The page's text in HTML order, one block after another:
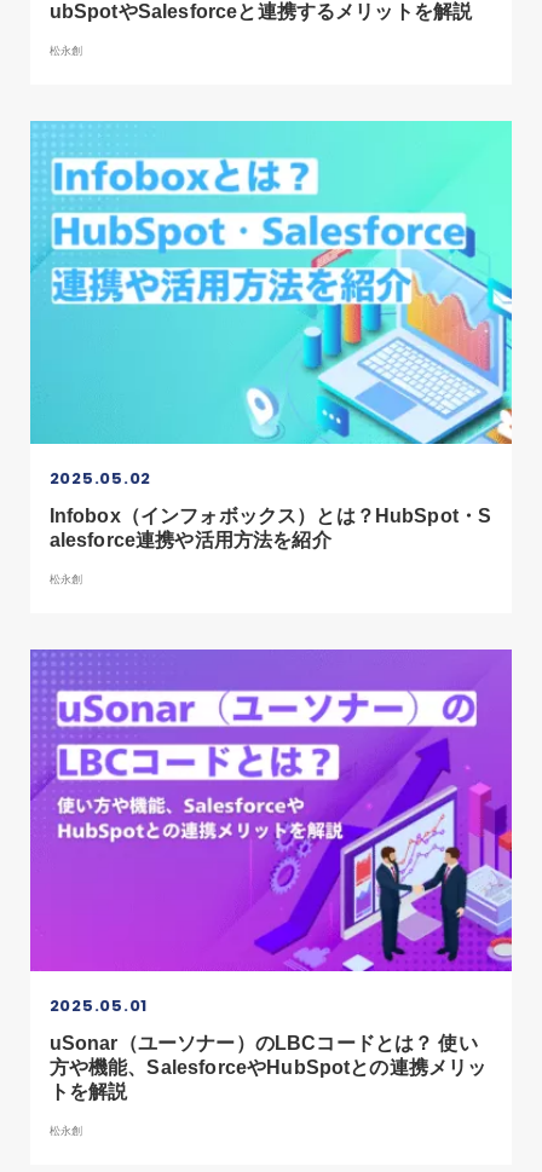
ubSpotやSalesforceと連携するメリットを解説
松永創
2025.05.02
Infobox（インフォボックス）とは？HubSpot・S
alesforce連携や活用方法を紹介
松永創
2025.05.01
uSonar（ユーソナー）のLBCコードとは？ 使い
方や機能、SalesforceやHubSpotとの連携メリッ
トを解説
松永創